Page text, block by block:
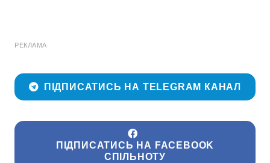
РЕКЛАМА
ПІДПИСАТИСЬ НА TELEGRAM КАНАЛ
ПІДПИСАТИСЬ НА FACEBOOK
СПІЛЬНОТУ